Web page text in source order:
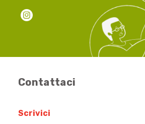
Contattaci
Scrivici